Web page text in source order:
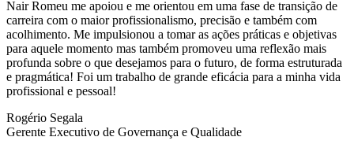
Nair Romeu me apoiou e me orientou em uma fase de transição de
carreira com o maior profissionalismo, precisão e também com
acolhimento. Me impulsionou a tomar as ações práticas e objetivas
para aquele momento mas também promoveu uma reflexão mais
profunda sobre o que desejamos para o futuro, de forma estruturada
e pragmática! Foi um trabalho de grande eficácia para a minha vida
profissional e pessoal!
Rogério Segala
Gerente Executivo de Governança e Qualidade